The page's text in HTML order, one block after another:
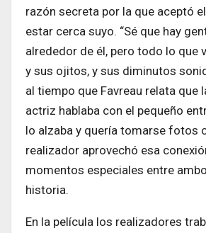
razón secreta por la que aceptó
estar cerca suyo. “Sé que hay
alrededor de él, pero todo lo que
y sus ojitos, y sus diminutos
al tiempo que Favreau relata que
actriz hablaba con el pequeño
lo alzaba y quería tomarse fotos
realizador aprovechó esa
momentos especiales entre
historia.
En la película los realizadores